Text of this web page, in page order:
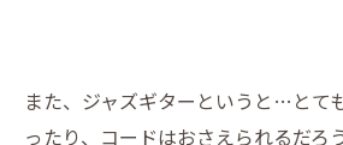
また、ジャズギターというと…とて
ったり、コードはおさえられるだ